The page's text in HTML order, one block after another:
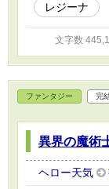
レジーナ
文字数
ファンタジー 完
異界の魔術
ヘロー天気